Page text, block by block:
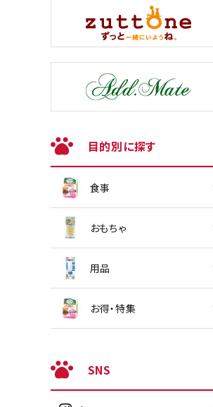
目的別に探す
食事
おもちゃ
用品
お得・特集
SNS